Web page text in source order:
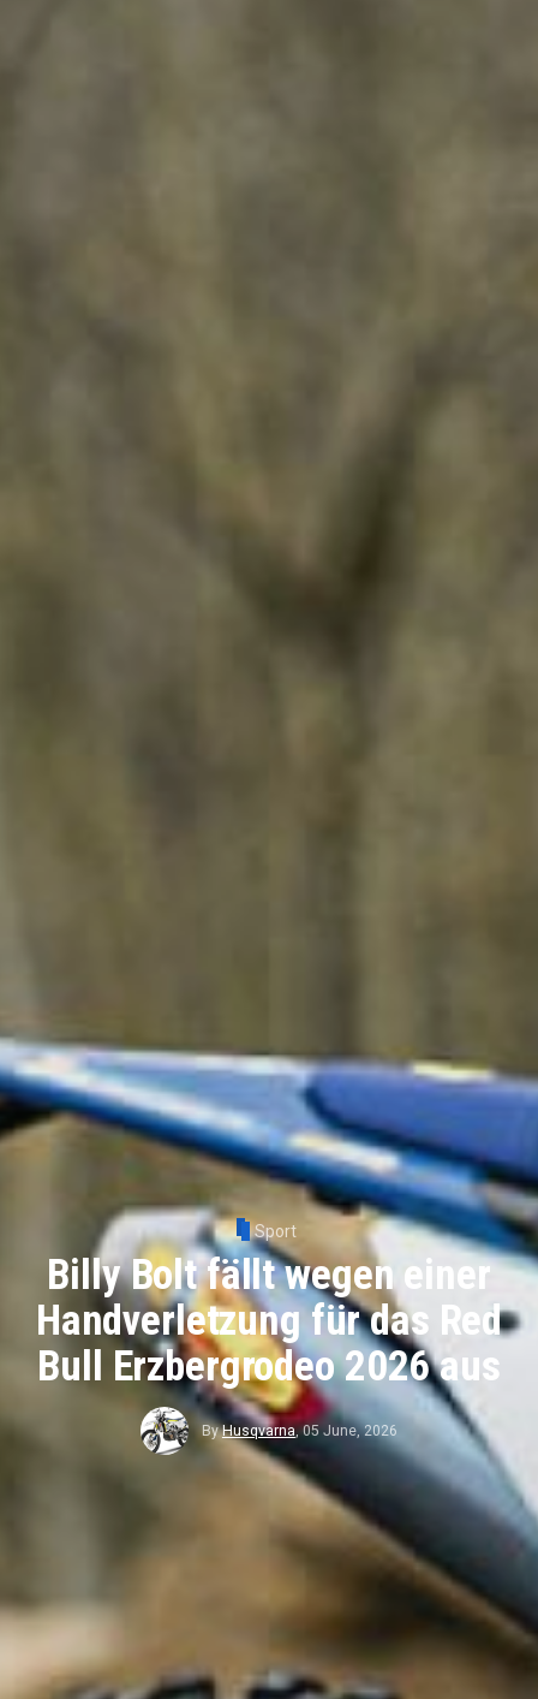
Sport
Billy Bolt fällt wegen einer
Handverletzung für das Red
Bull Erzbergrodeo 2026 aus
ByHusqvarna,05 June, 2026